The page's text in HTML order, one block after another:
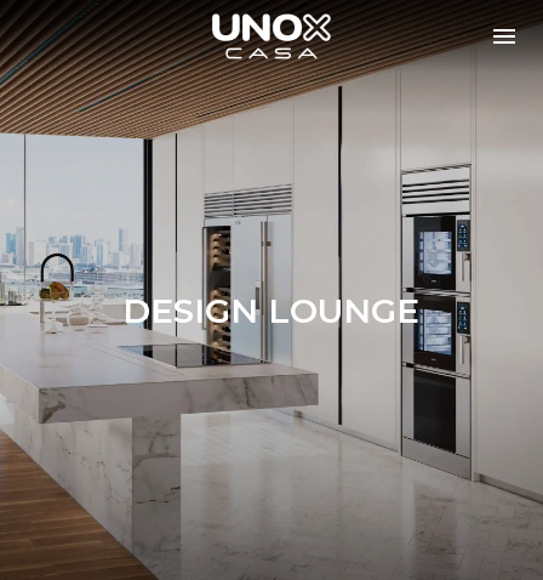
DESIGN LOUNGE